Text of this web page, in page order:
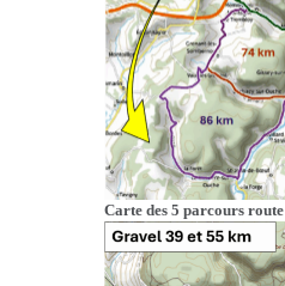
Carte des 5 parcours route